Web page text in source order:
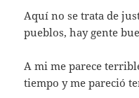
Aquí no se trata de
pueblos, hay gente
A mi me parece
tiempo y me pareció